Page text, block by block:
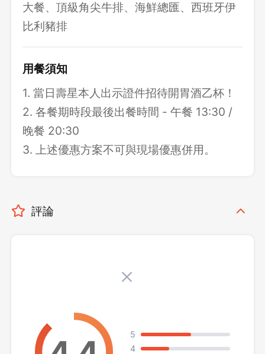
大餐、頂級角尖牛排、海鮮總匯、西班牙伊
比利豬排
用餐須知
1. 當日壽星本人出示證件招待開胃酒乙杯！
2. 各餐期時段最後出餐時間 - 午餐 13:30 /
晚餐 20:30
3. 上述優惠方案不可與現場優惠併用。
評論
5
4